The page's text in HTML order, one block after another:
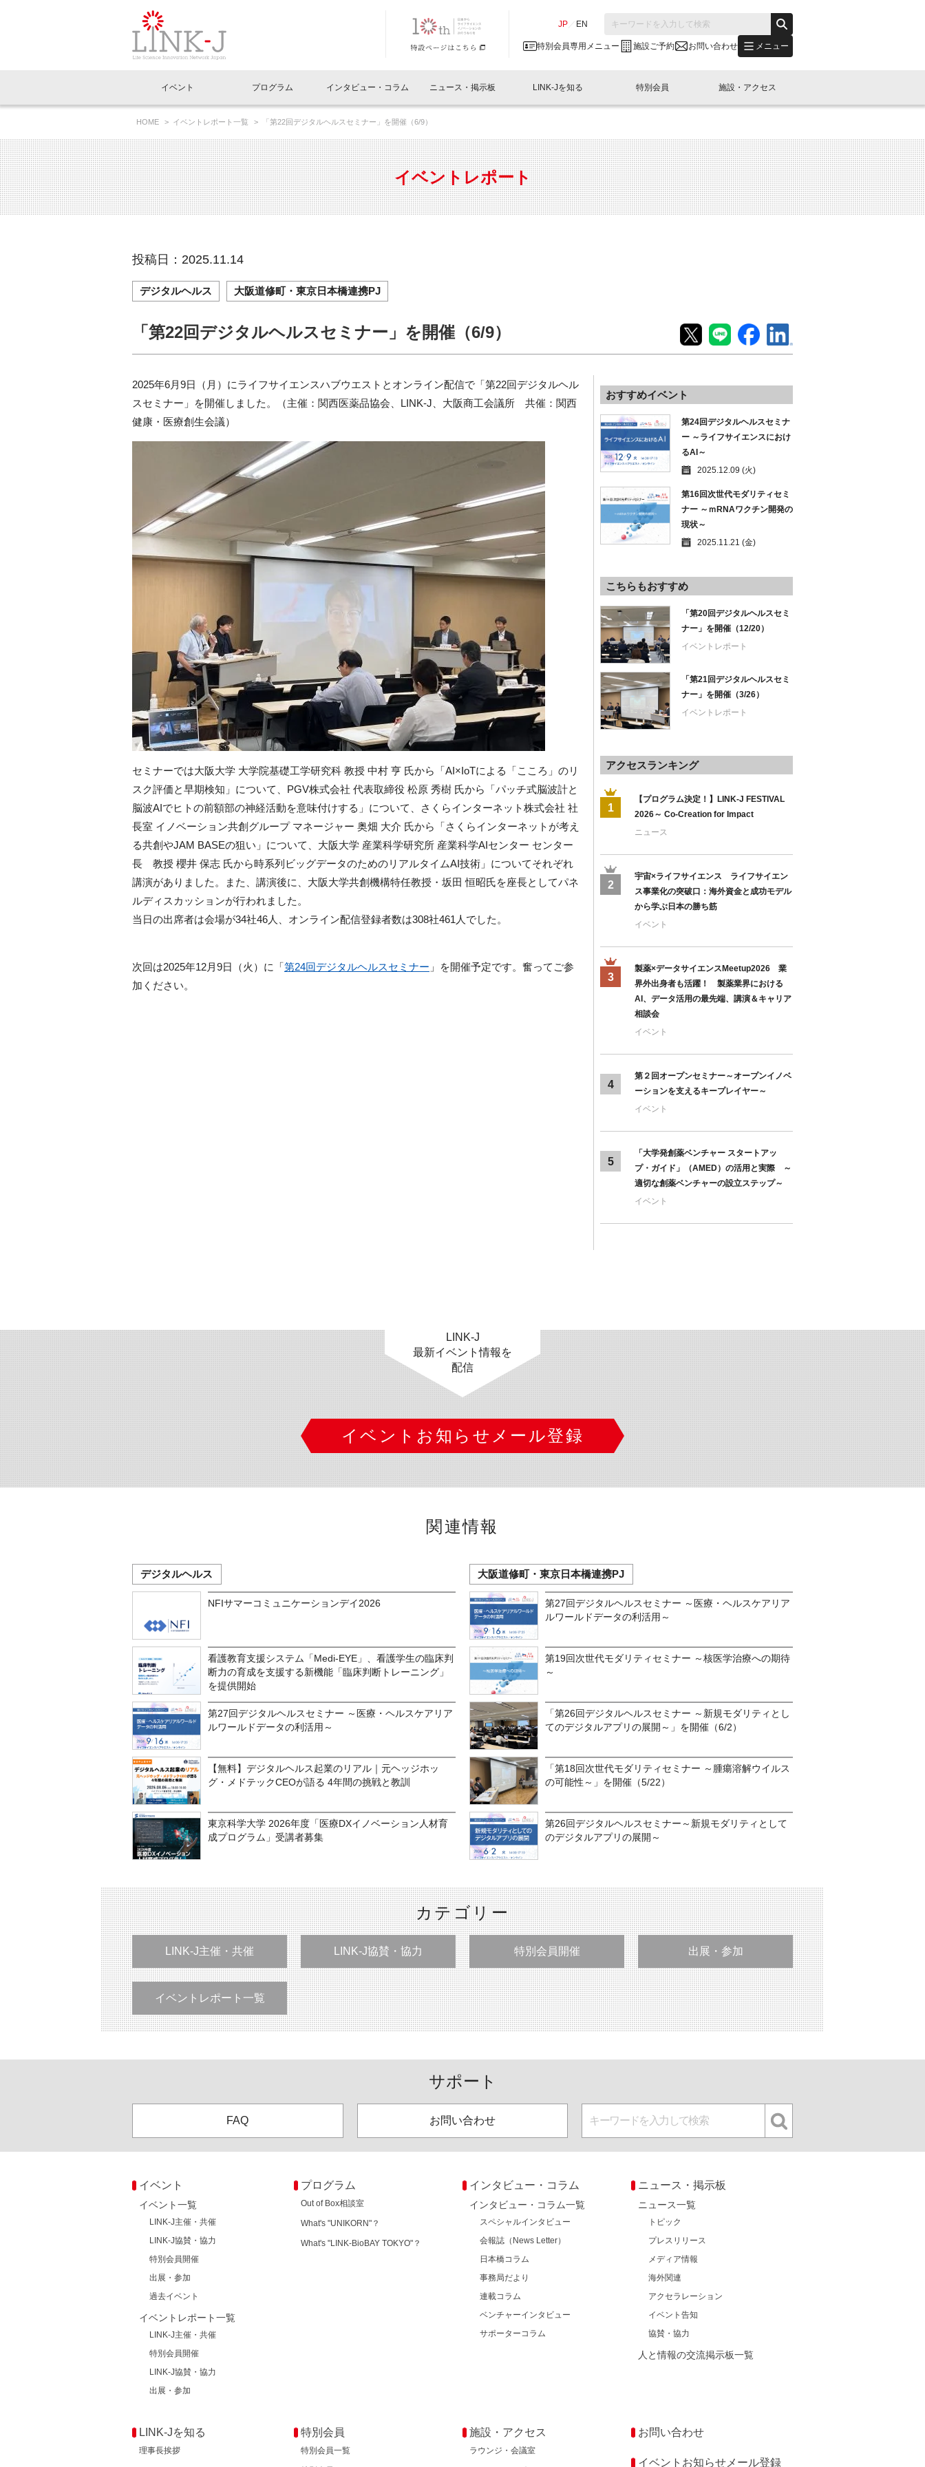
JP EN
特別会員専用メニュー 施設ご予約 お問い合わせ メニュー
イベントお知らせメール登録
閉じる
イベント
イベント一覧
LINK-J主催・共催 特別会員開催
LINK-J協賛・協力 出展・参加
イベントレポート一覧
LINK-J主催・共催 特別会員開催
LINK-J協賛・協力 出展・参加
プログラム
Out of Box相談室 What's "UNIKORN"？ What's "LINK-BioBAY TOKYO"？
インタビュー・コラム
インタビュー・コラム一覧
スペシャルインタビュー ベンチャーインタビュー 会報誌 (News Letter)
連載コラム サポーターコラム 日本橋コラム
ニュース・掲示板
ニュース一覧
トピック プレスリリース
メディア情報 海外関連
協賛・協力
人と情報の交流掲示板一覧
会員プレスリリース ニュース・事業紹介
募集 イベント
LINK-Jを知る
理事長挨拶 Why in Nihonbashi What’s LINK-J WEST
国内外連携 サポーター紹介 事業内容
組織概要 パンフレット GTB日本橋エリアについて
特別会員
特別会員一覧 特別会員について 入会申し込み
専用メニューはこちら
施設・アクセス
ラウンジ・会議室 オフィス・ラボ 施設ご予約
アクセス
HOME イベントレポート一覧 「第22回デジタルヘルスセミナー」を開催（6/9）
イベントレポート
投稿日：2025.11.14
デジタルヘルス 大阪道修町・東京日本橋連携PJ
「第22回デジタルヘルスセミナー」を開催（6/9）
2025年6月9日（月）にライフサイエンスハブウエストとオンライン配信で「第22回デジタルヘル
スセミナー」を開催しました。
（主催：関西医薬品協会、LINK-J、大阪商工会議所 共催：関西
健康・医療創生会議）
セミナーでは大阪大学 大学院基礎工学研究科 教授 中村 亨 氏から「AI×IoTによる「こころ」のリ
スク評価と早期検知」について、PGV株式会社 代表取締役 松原 秀樹 氏から「パッチ式脳波計と
脳波AIでヒトの前額部の神経活動を意味付けする」について、さくらインターネット株式会社 社
長室 イノベーション共創グループ マネージャー 奥畑 大介 氏から「さくらインターネットが考え
る共創やJAM BASEの狙い」について、大阪大学 産業科学研究所 産業科学AIセンター センター
長 教授 櫻井 保志 氏から時系列ビッグデータのためのリアルタイムAI技術」についてそれぞれ
講演がありました。また、講演後に、大阪大学共創機構特任教授・坂田 恒昭氏を座長としてパネ
ルディスカッションが行われました。
当日の出席者は会場が34社46人、オンライン配信登録者数は308社461人でした。
次回は2025年12月9日（火）に「第24回デジタルヘルスセミナー 」を開催予定です。奮ってご参
加ください。
おすすめイベント
第24回デジタルヘルスセミナ
ー ～ライフサイエンスにおけ
るAI～
2025.12.09 (火)
第16回次世代モダリティセミ
ナー ～ｍRNAワクチン開発の
現状～
2025.11.21 (金)
こちらもおすすめ
「第20回デジタルヘルスセミ
ナー」を開催（12/20）
イベントレポート
「第21回デジタルヘルスセミ
ナー」を開催（3/26）
イベントレポート
アクセスランキング
1
【プログラム決定！】LINK-J FESTIVAL
2026～ Co-Creation for Impact
ニュース
2
宇宙×ライフサイエンス ライフサイエン
ス事業化の突破口：海外資金と成功モデル
から学ぶ日本の勝ち筋
イベント
3
製薬×データサイエンスMeetup2026 業
界外出身者も活躍！ 製薬業界における
AI、データ活用の最先端、講演＆キャリア
相談会
イベント
4
第２回オープンセミナー～オープンイノベ
ーションを支えるキープレイヤー～
イベント
5
「大学発創薬ベンチャー スタートアッ
プ・ガイド」（AMED）の活用と実際 ～
適切な創薬ベンチャーの設立ステップ～
イベント
LINK-J
最新イベント情報を
配信
イベントお知らせメール登録
関連情報
デジタルヘルス
NFIサマーコミュニケーションデイ2026
看護教育支援システム「Medi-EYE」、看護学生の臨床判
断力の育成を支援する新機能「臨床判断トレーニング」
を提供開始
第27回デジタルヘルスセミナー ～医療・ヘルスケアリア
ルワールドデータの利活用～
【無料】デジタルヘルス起業のリアル｜元ヘッジホッ
グ・メドテックCEOが語る 4年間の挑戦と教訓
東京科学大学 2026年度「医療DXイノベーション人材育
成プログラム」受講者募集
大阪道修町・東京日本橋連携PJ
第27回デジタルヘルスセミナー ～医療・ヘルスケアリア
ルワールドデータの利活用～
第19回次世代モダリティセミナー ～核医学治療への期待
～
「第26回デジタルヘルスセミナー ～新規モダリティとし
てのデジタルアプリの展開～」を開催（6/2）
「第18回次世代モダリティセミナー ～腫瘍溶解ウイルス
の可能性～」を開催（5/22）
第26回デジタルヘルスセミナー～新規モダリティとして
のデジタルアプリの展開～
カテゴリー
LINK-J主催・共催 LINK-J協賛・協力 特別会員開催 出展・参加
イベントレポート一覧
サポート
FAQ お問い合わせ
イベント
イベント一覧
LINK-J主催・共催
LINK-J協賛・協力
特別会員開催
出展・参加
過去イベント
イベントレポート一覧
LINK-J主催・共催
特別会員開催
LINK-J協賛・協力
出展・参加
プログラム
Out of Box相談室
What's "UNIKORN"？
What's "LINK-BioBAY TOKYO"？
インタビュー・コラム
インタビュー・コラム一覧
スペシャルインタビュー
会報誌（News Letter）
日本橋コラム
事務局だより
連載コラム
ベンチャーインタビュー
サポーターコラム
ニュース・掲示板
ニュース一覧
トピック
プレスリリース
メディア情報
海外関連
アクセラレーション
イベント告知
協賛・協力
人と情報の交流掲示板一覧
LINK-Jを知る
理事長挨拶
特別会員
特別会員一覧
施設・アクセス
ラウンジ・会議室
お問い合わせ
イベントお知らせメール登録